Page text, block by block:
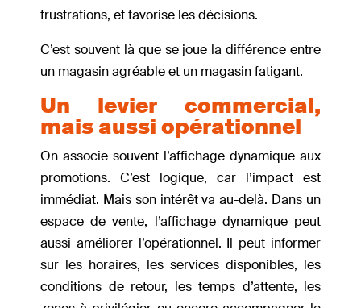
frustrations, et favorise les décisions.
C’est souvent là que se joue la différence entre
un magasin agréable et un magasin fatigant.
Un levier commercial,
mais aussi opérationnel
On associe souvent l’affichage dynamique aux
promotions. C’est logique, car l’impact est
immédiat. Mais son intérêt va au-delà. Dans un
espace de vente, l’affichage dynamique peut
aussi améliorer l’opérationnel. Il peut informer
sur les horaires, les services disponibles, les
conditions de retour, les temps d’attente, les